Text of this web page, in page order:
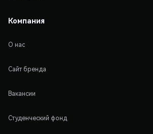
Компания
О нас
Сайт бренда
Вакансии
Студенческий фонд